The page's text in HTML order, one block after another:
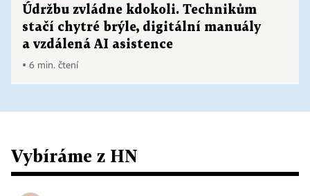
Údržbu zvládne kdokoli. Technikům
stačí chytré brýle, digitální manuály
a vzdálená AI asistence
▪ 6 min. čtení
Vybíráme z HN